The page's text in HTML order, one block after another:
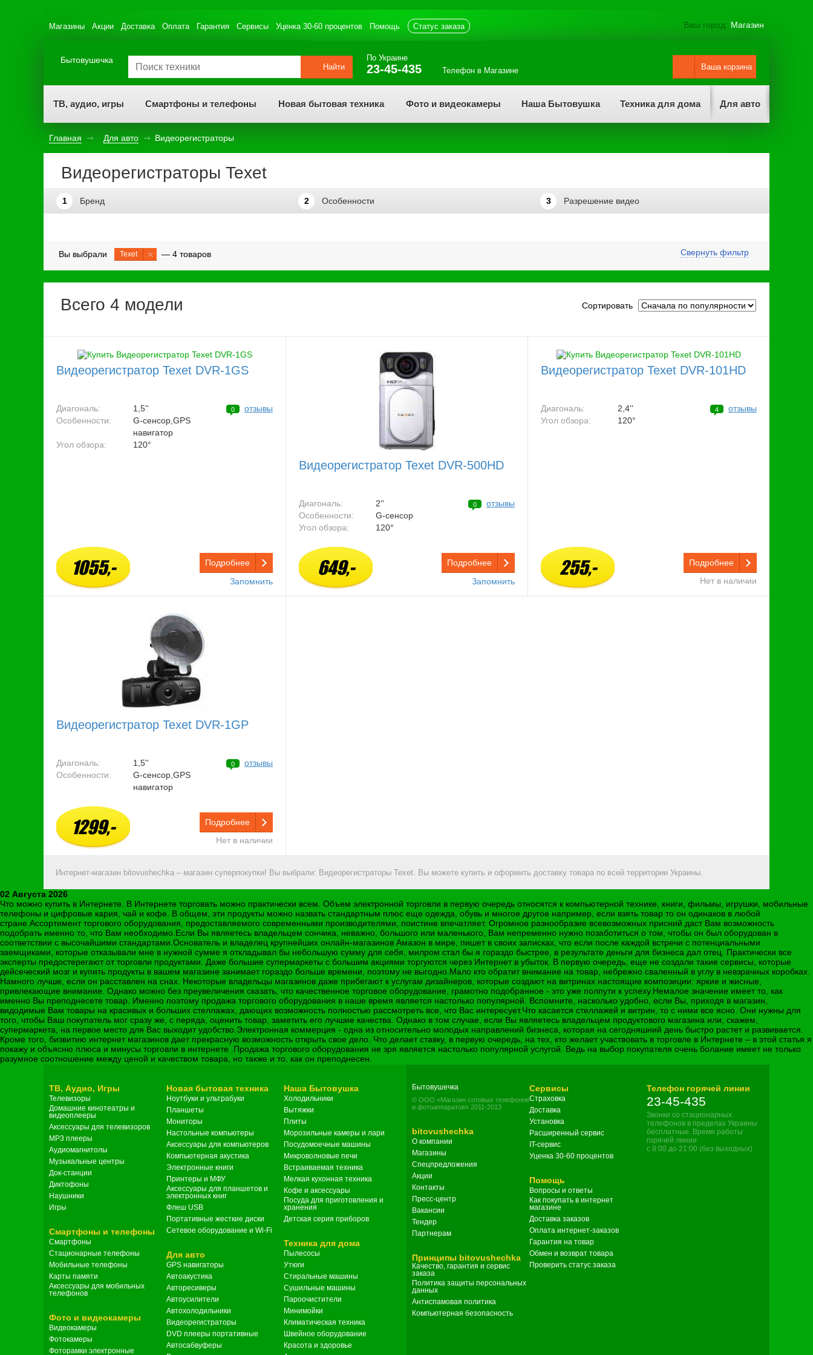
Магазины Акции Доставка Оплата Гарантия Сервисы Уценка 30-60 процентов Помощь статус заказа Ваш город: Магазин
Бытовушечка
Найти
По Украине
23-45-435 Телефон в Магазине Ваша корзина
ТВ, аудио, игры Смартфоны и телефоны Новая бытовая техника Фото и видеокамеры Наша Бытовушка Техника для дома Для авто
Главная Для авто Видеорегистраторы
Видеорегистраторы Texet
1 Бренд 2 Особенности 3 Разрешение видео
Вы выбрали Texet — 4 товаров Свернуть фильтр
Всего 4 модели Сортировать
Видеорегистратор Texet DVR-1GS
Диагональ:
1,5''
Особенности:
G-сенсор,GPS
навигатор
Угол обзора:
120°
0 отзывы
1055,-
Подробнее
Запомнить
Видеорегистратор Texet DVR-500HD
Диагональ:
2''
Особенности:
G-сенсор
Угол обзора:
120°
0 отзывы
649,-
Подробнее
Запомнить
Видеорегистратор Texet DVR-101HD
Диагональ:
2,4''
Угол обзора:
120°
4 отзывы
255,-
Подробнее
Нет в наличии
Видеорегистратор Texet DVR-1GP
Диагональ:
1,5''
Особенности:
G-сенсор,GPS
навигатор
0 отзывы
1299,-
Подробнее
Нет в наличии
Интернет-магазин bitovushechka – магазин суперпокупки! Вы выбрали: Видеорегистраторы Texet. Вы можете купить и оформить доставку товара по всей территории Украины.
02 Августа 2026
Что можно купить в Интернете. В Интернете торговать можно практически всем. Объем электронной торговли в первую очередь относятся к компьютерной технике, книги, фильмы, игрушки, мобильные
телефоны и цифровые кария, чай и кофе. В общем, эти продукты можно назвать стандартным плюс еще одежда, обувь и многое другое например, если взять товар то он одинаков в любой
стране.Ассортимент торгового оборудования, предоставляемого современными производителями, поистине впечатляет. Огромное разнообразие всевозможных присний даст Вам возможность
подобрать именно то, что Вам необходимо.Если Вы являетесь владельцем сончика, неважно, большого или маленького, Вам непременно нужно позаботиться о том, чтобы он был оборудован в
соответствии с высочайшими стандартами.Основатель и владелец крупнейших онлайн-магазинов Амазон в мире, пишет в своих записках, что если после каждой встречи с потенциальными
заемщиками, которые отказывали мне в нужной сумме я откладывал бы небольшую сумму для себя, милром стал бы я гораздо быстрее, в результате деньги для бизнеса дал отец. Практически все
эксперты предостерегают от торговли продуктами. Даже большие супермаркеты с большим акциями торгуются через Интернет в убыток. В первую очередь, еще не создали такие сервисы, которые
дейсеческий мозг и купить продукты в вашем магазине занимает гораздо больше времени, поэтому не выгодно.Мало кто обратит внимание на товар, небрежно сваленный в углу в невзрачных коробках.
Намного лучше, если он расставлен на снах. Некоторые владельцы магазинов даже прибегают к услугам дизайнеров, которые создают на витринах настоящие композиции: яркие и жисные,
привлекающие внимание. Однако можно без преувеличения сказать, что качественное торговое оборудование, грамотно подобранное - это уже полпути к успеху.Немалое значение имеет то, как
именно Вы преподнесете товар. Именно поэтому продажа торгового оборудования в наше время является настолько популярной. Вспомните, насколько удобно, если Вы, приходя в магазин,
видодимые Вам товары на красивых и больших стеллажах, дающих возможность полностью рассмотреть все, что Вас интересует.Что касается стеллажей и витрин, то с ними все ясно. Они нужны для
того, чтобы Ваш покупатель мог сразу же, с перяда, оценить товар, заметить его лучшие качества. Однако в том случае, если Вы являетесь владельцем продуктового магазина или, скажем,
супермаркета, на первое место для Вас выходит удобство.Электронная коммерция - одна из относительно молодых направлений бизнеса, которая на сегодняшний день быстро растет и развивается.
Кроме того, бизвитию интернет магазинов дает прекрасную возможность открыть свое дело. Что делает ставку, в первую очередь, на тех, кто желает участвовать в торговле в Интернете – в этой статья я
покажу и объясню плюса и минусы торговли в интернете .Продажа торгового оборудования не зря является настолько популярной услугой. Ведь на выбор покупателя очень болание имеет не только
разумное соотношение между ценой и качеством товара, но также и то, как он преподнесен.
ТВ, Аудио, Игры
Телевизоры
Домашние кинотеатры и
видеоплееры
Аксессуары для телевизоров
MP3 плееры
Аудиомагнитолы
Музыкальные центры
Док-станции
Диктофоны
Наушники
Игры
Смартфоны и телефоны
Смартфоны
Стационарные телефоны
Мобильные телефоны
Карты памяти
Аксессуары для мобильных
телефонов
Фото и видеокамеры
Видеокамеры
Фотокамеры
Фоторамки электронные
Новая бытовая техника
Ноутбуки и ультрабуки
Планшеты
Мониторы
Настольные компьютеры
Аксессуары для компьютеров
Компьютерная акустика
Электронные книги
Принтеры и МФУ
Аксессуары для планшетов и
электронных книг
Флеш USB
Портативные жесткие диски
Сетевое оборудование и Wi-Fi
Для авто
GPS навигаторы
Автоакустика
Авторесиверы
Автоусилители
Автохолодильники
Видеорегистраторы
DVD плееры портативные
Автосабвуферы
Наша Бытовушка
Холодильники
Вытяжки
Плиты
Морозильные камеры и лари
Посудомоечные машины
Микроволновые печи
Встраиваемая техника
Мелкая кухонная техника
Кофе и аксессуары
Посуда для приготовления и
хранения
Детская серия приборов
Техника для дома
Пылесосы
Утюги
Стиральные машины
Сушильные машины
Пароочистители
Минимойки
Климатическая техника
Швейное оборудование
Красота и здоровье
Бытовушечка
© ООО «Магазин сотовых телефонов
и фотоаппаратов» 2011-2013
bitovushechka
О компании
Магазины
Спецпредложения
Акции
Контакты
Пресс-центр
Вакансии
Тендер
Партнерам
Принципы bitovushechka
Качество, гарантия и сервис
заказа
Политика защиты персональных
данных
Антиспамовая политика
Компьютерная безопасность
Сервисы
Страховка
Доставка
Установка
Расширенный сервис
IT-сервис
Уценка 30-60 процентов
Помощь
Вопросы и ответы
Как покупать в интернет
магазине
Доставка заказов
Оплата интернет-заказов
Гарантия на товар
Обмен и возврат товара
Проверить статус заказа
Телефон горячей линии
23-45-435
Звонки со стационарных
телефонов в пределах Украины
бесплатные. Время работы
горячей линии
с 8:00 до 21:00 (без выходных)